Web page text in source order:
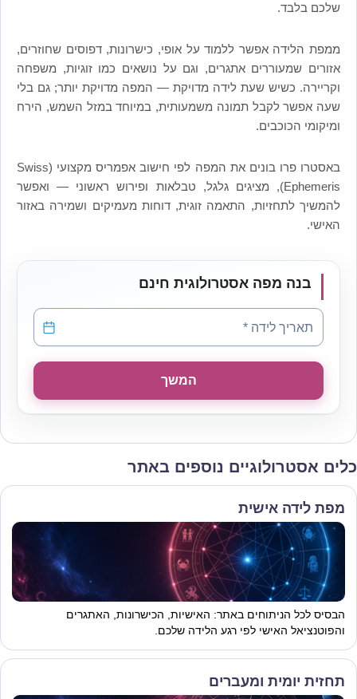
שלכם בלבד.
ממפת הלידה אפשר ללמוד על אופי, כישרונות, דפוסים שחוזרים,
אזורים שמעוררים אתגרים, וגם על נושאים כמו זוגיות, משפחה
וקריירה. כשיש שעת לידה מדויקת — המפה מדויקת יותר; גם בלי
שעה אפשר לקבל תמונה משמעותית, במיוחד במזל השמש, הירח
ומיקומי הכוכבים.
באסטרו פרו בונים את המפה לפי חישוב אפמריס מקצועי (Swiss
Ephemeris), מציגים גלגל, טבלאות ופירוש ראשוני — ואפשר
להמשיך לתחזיות, התאמה זוגית, דוחות מעמיקים ושמירה באזור
האישי.
בנה מפה אסטרולוגית חינם
תאריך לידה
תאריך לידה *
המשך
כלים אסטרולוגיים נוספים באתר
מפת לידה אישית
הבסיס לכל הניתוחים באתר: האישיות, הכישרונות, האתגרים
והפוטנציאל האישי לפי רגע הלידה שלכם.
תחזית יומית ומעברים